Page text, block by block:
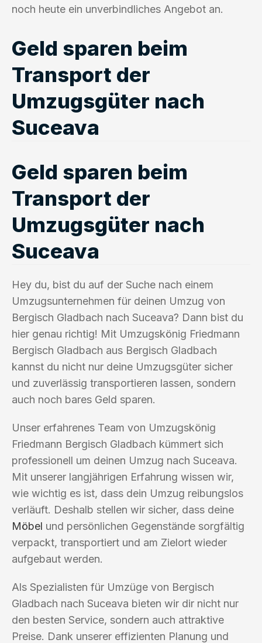
noch heute ein unverbindliches Angebot an.
Geld sparen beim
Transport der
Umzugsgüter nach
Suceava
Geld sparen beim
Transport der
Umzugsgüter nach
Suceava
Hey du, bist du auf der Suche nach einem
Umzugsunternehmen für deinen Umzug von
Bergisch Gladbach nach Suceava? Dann bist du
hier genau richtig! Mit Umzugskönig Friedmann
Bergisch Gladbach aus Bergisch Gladbach
kannst du nicht nur deine Umzugsgüter sicher
und zuverlässig transportieren lassen, sondern
auch noch bares Geld sparen.
Unser erfahrenes Team von Umzugskönig
Friedmann Bergisch Gladbach kümmert sich
professionell um deinen Umzug nach Suceava.
Mit unserer langjährigen Erfahrung wissen wir,
wie wichtig es ist, dass dein Umzug reibungslos
verläuft. Deshalb stellen wir sicher, dass deine
Möbel und persönlichen Gegenstände sorgfältig
verpackt, transportiert und am Zielort wieder
aufgebaut werden.
Als Spezialisten für Umzüge von Bergisch
Gladbach nach Suceava bieten wir dir nicht nur
den besten Service, sondern auch attraktive
Preise. Dank unserer effizienten Planung und